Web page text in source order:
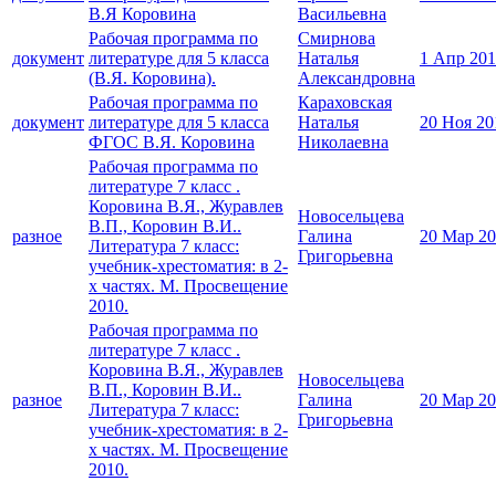
В.Я Коровина
Васильевна
документ
Рабочая программа по
литературе для 5 класса
(В.Я. Коровина).
Смирнова
Наталья
Александровна
1 Апр
документ
Рабочая программа по
литературе для 5 класса
ФГОС В.Я. Коровина
Караховская
Наталья
Николаевна
20 Ноя
разное
Рабочая программа по
литературе 7 класс .
Коровина В.Я., Журавлев
В.П., Коровин В.И..
Литература 7 класс:
учебник-хрестоматия: в 2-
х частях. М. Просвещение
2010.
Новосельцева
Галина
Григорьевна
20 Мар
разное
Рабочая программа по
литературе 7 класс .
Коровина В.Я., Журавлев
В.П., Коровин В.И..
Литература 7 класс:
учебник-хрестоматия: в 2-
х частях. М. Просвещение
2010.
Новосельцева
Галина
Григорьевна
20 Мар